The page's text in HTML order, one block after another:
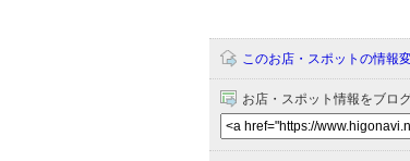
このお店・スポットの情報
お店・スポット情報をブロ